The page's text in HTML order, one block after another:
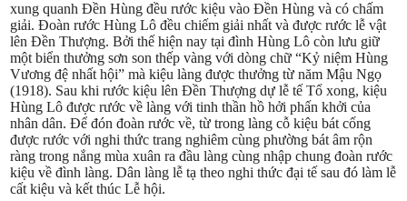
xung quanh Đền Hùng đều rước kiệu vào Đền Hùng và có chấm
giải. Đoàn rước Hùng Lô đều chiếm giải nhất và được rước lễ vật
lên Đền Thượng. Bởi thế hiện nay tại đình Hùng Lô còn lưu giữ
một biển thưởng sơn son thếp vàng với dòng chữ “Kỷ niệm Hùng
Vương đệ nhất hội” mà kiệu làng được thưởng từ năm Mậu Ngọ
(1918). Sau khi rước kiệu lên Đền Thượng dự lễ tế Tổ xong, kiệu
Hùng Lô được rước về làng với tinh thần hồ hởi phấn khởi của
nhân dân. Để đón đoàn rước về, từ trong làng cỗ kiệu bát cống
được rước với nghi thức trang nghiêm cùng phường bát âm rộn
ràng trong nắng mùa xuân ra đầu làng cùng nhập chung đoàn rước
kiệu về đình làng. Dân làng lễ tạ theo nghi thức đại tế sau đó làm lễ
cất kiệu và kết thúc Lễ hội.